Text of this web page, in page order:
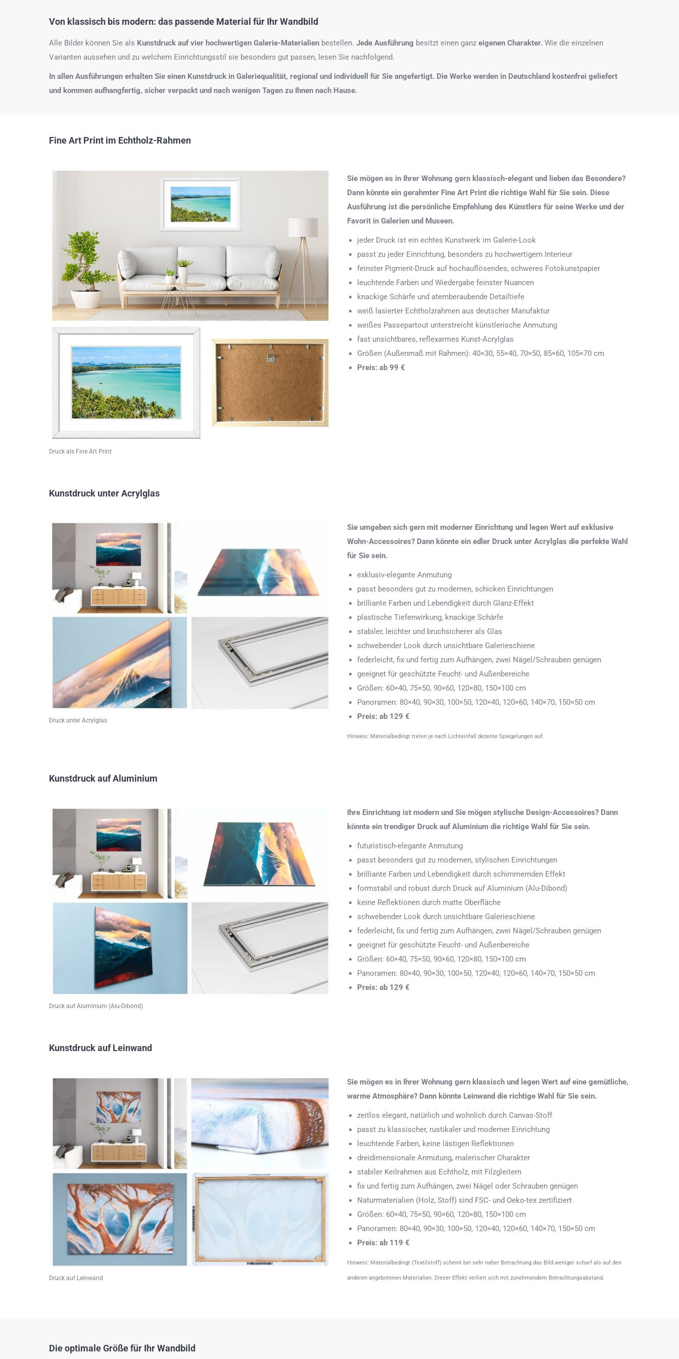
Von klassisch bis modern: das passende Material für Ihr Wandbild
Alle Bilder können Sie als Kunstdruck auf vier hochwertigen Galerie-Materialien bestellen. Jede Ausführung besitzt einen ganz eigenen Charakter. Wie die einzelnen
Varianten aussehen und zu welchem Einrichtungsstil sie besonders gut passen, lesen Sie nachfolgend.
In allen Ausführungen erhalten Sie einen Kunstdruck in Galeriequalität, regional und individuell für Sie angefertigt. Die Werke werden in Deutschland kostenfrei geliefert
und kommen aufhangfertig, sicher verpackt und nach wenigen Tagen zu Ihnen nach Hause.
Fine Art Print im Echtholz-Rahmen
Druck als Fine Art Print
Sie mögen es in Ihrer Wohnung gern klassisch-elegant und lieben das Besondere?
Dann könnte ein gerahmter Fine Art Print die richtige Wahl für Sie sein. Diese
Ausführung ist die persönliche Empfehlung des Künstlers für seine Werke und der
Favorit in Galerien und Museen.
jeder Druck ist ein echtes Kunstwerk im Galerie-Look
passt zu jeder Einrichtung, besonders zu hochwertigem Interieur
feinster Pigment-Druck auf hochauflösendes, schweres Fotokunstpapier
leuchtende Farben und Wiedergabe feinster Nuancen
knackige Schärfe und atemberaubende Detailtiefe
weiß lasierter Echtholzrahmen aus deutscher Manufaktur
weißes Passepartout unterstreicht künstlerische Anmutung
fast unsichtbares, reflexarmes Kunst-Acrylglas
Größen (Außenmaß mit Rahmen): 40×30, 55×40, 70×50, 85×60, 105×70 cm
Preis: ab 99 €
Kunstdruck unter Acrylglas
Druck unter Acrylglas
Sie umgeben sich gern mit moderner Einrichtung und legen Wert auf exklusive
Wohn-Accessoires? Dann könnte ein edler Druck unter Acrylglas die perfekte Wahl
für Sie sein.
exklusiv-elegante Anmutung
passt besonders gut zu modernen, schicken Einrichtungen
brilliante Farben und Lebendigkeit durch Glanz-Effekt
plastische Tiefenwirkung, knackige Schärfe
stabiler, leichter und bruchsicherer als Glas
schwebender Look durch unsichtbare Galerieschiene
federleicht, fix und fertig zum Aufhängen, zwei Nägel/Schrauben genügen
geeignet für geschützte Feucht- und Außenbereiche
Größen: 60×40, 75×50, 90×60, 120×80, 150×100 cm
Panoramen: 80×40, 90×30, 100×50, 120×40, 120×60, 140×70, 150×50 cm
Preis: ab 129 €
Hinweis: Materialbedingt treten je nach Lichteinfall dezente Spiegelungen auf.
Kunstdruck auf Aluminium
Druck auf Aluminium (Alu-Dibond)
Ihre Einrichtung ist modern und Sie mögen stylische Design-Accessoires? Dann
könnte ein trendiger Druck auf Aluminium die richtige Wahl für Sie sein.
futuristisch-elegante Anmutung
passt besonders gut zu modernen, stylischen Einrichtungen
brilliante Farben und Lebendigkeit durch schimmernden Effekt
formstabil und robust durch Druck auf Aluminium (Alu-Dibond)
keine Reflektionen durch matte Oberfläche
schwebender Look durch unsichtbare Galerieschiene
federleicht, fix und fertig zum Aufhängen, zwei Nägel/Schrauben genügen
geeignet für geschützte Feucht- und Außenbereiche
Größen: 60×40, 75×50, 90×60, 120×80, 150×100 cm
Panoramen: 80×40, 90×30, 100×50, 120×40, 120×60, 140×70, 150×50 cm
Preis: ab 129 €
Kunstdruck auf Leinwand
Druck auf Leinwand
Sie mögen es in Ihrer Wohnung gern klassisch und legen Wert auf eine gemütliche,
warme Atmosphäre? Dann könnte Leinwand die richtige Wahl für Sie sein.
zeitlos elegant, natürlich und wohnlich durch Canvas-Stoff
passt zu klassischer, rustikaler und moderner Einrichtung
leuchtende Farben, keine lästigen Reflektionen
dreidimensionale Anmutung, malerischer Charakter
stabiler Keilrahmen aus Echtholz, mit Filzgleitern
fix und fertig zum Aufhängen, zwei Nägel oder Schrauben genügen
Naturmaterialien (Holz, Stoff) sind FSC- und Oeko-tex zertifiziert
Größen: 60×40, 75×50, 90×60, 120×80, 150×100 cm
Panoramen: 80×40, 90×30, 100×50, 120×40, 120×60, 140×70, 150×50 cm
Preis: ab 119 €
Hinweis: Materialbedingt (Textilstoff) scheint bei sehr naher Betrachtung das Bild weniger scharf als auf den
anderen angebotenen Materialien. Dieser Effekt verliert sich mit zunehmendem Betrachtungsabstand.
Die optimale Größe für Ihr Wandbild